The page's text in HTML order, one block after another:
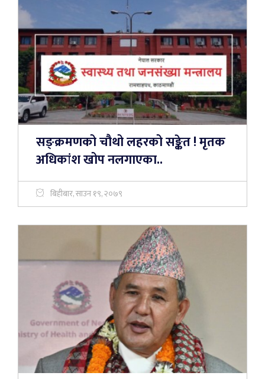
सङ्क्रमणको चौथो लहरको सङ्केत ! मृतक
अधिकांश खोप नलगाएका..
बिहीबार, साउन १९, २०७९